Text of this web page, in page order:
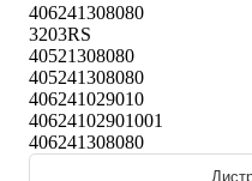
406241308080
3203RS
40521308080
405241308080
406241029010
40624102901001
406241308080